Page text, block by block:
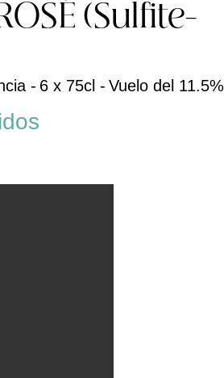
(Sulfite-
- 6 x 75cl - Vuelo del 11.5%